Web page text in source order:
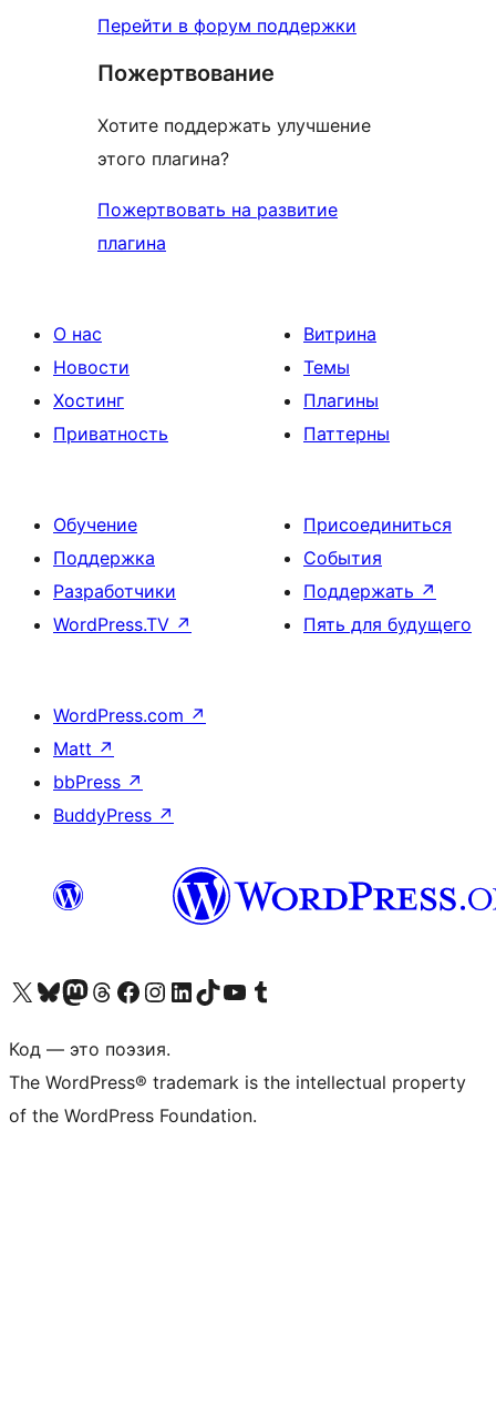
Перейти в форум поддержки
Пожертвование
Хотите поддержать улучшение
этого плагина?
Пожертвовать на развитие
плагина
О нас
Новости
Хостинг
Приватность
Витрина
Темы
Плагины
Паттерны
Обучение
Поддержка
Разработчики
WordPress.TV ↗
Присоединиться
События
Поддержать ↗
Пять для будущего
WordPress.com ↗
Matt ↗
bbPress ↗
BuddyPress ↗
Посетите нас в X (ранее Twitter)
Посетите нашу учётную запись в Bluesky
Посетите нашу ленту в Mastodon
Посетите нашу учётную запись в Threads
Посетите нашу страницу на Facebook
Посетите наш Instagram
Посетите нашу страницу в LinkedIn
Посетите нашу учётную запись в TikTok
Посетите наш канал YouTube
Посетите нашу учётную запись в Tumblr
Код — это поэзия.
The WordPress® trademark is the intellectual property
of the WordPress Foundation.